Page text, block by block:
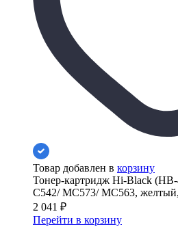
Товар добавлен в корзину
Тонер-картридж Hi-Black
C542/ MC573/ MC563,
2 041 ₽
Перейти в корзину